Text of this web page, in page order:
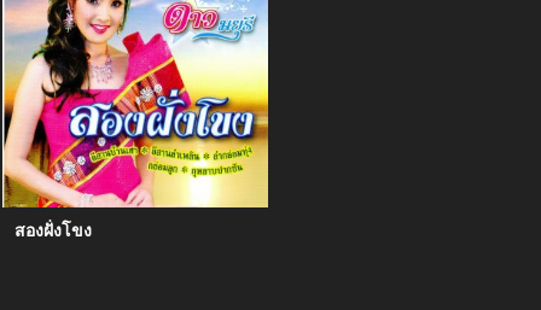
สองฝั่งโขง